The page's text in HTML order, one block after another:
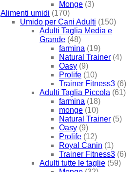
Monge (3)
Alimenti umidi (170)
Umido per Cani Adulti (150)
Adulti Taglia Media e
Grande (48)
farmina (19)
Natural Trainer (4)
Oasy (9)
Prolife (10)
Trainer Fitness3 (6)
Adulti Taglia Piccola (61)
farmina (18)
monge (10)
Natural Trainer (5)
Oasy (9)
Prolife (12)
Royal Canin (1)
Trainer Fitness3 (6)
Adulti tutte le taglie (59)